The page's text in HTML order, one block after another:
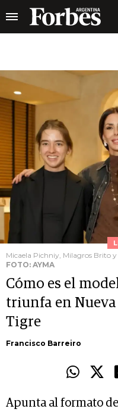
Micaela Pichniy, Milagros Brito
FOTO: AYMA
Cómo es el
triunfa en Nueva
Tigre
Francisco Barreiro
Apunta al formato